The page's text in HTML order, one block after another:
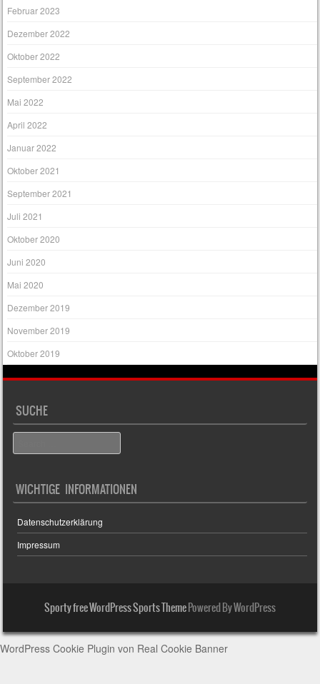
Februar 2023
Dezember 2022
Oktober 2022
September 2022
Mai 2022
April 2022
Januar 2022
Oktober 2021
September 2021
Juli 2021
Oktober 2020
Juni 2020
Mai 2020
Dezember 2019
November 2019
Oktober 2019
SUCHE
WICHTIGE INFORMATIONEN
Datenschutzerklärung
Impressum
Sporty free WordPress Sports ThemePowered By WordPress
WordPress Cookie Plugin von Real Cookie Banner